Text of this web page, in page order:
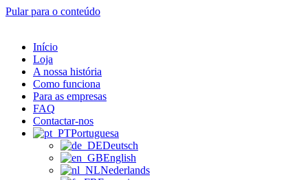
Pular para o conteúdo
Início
Loja
A nossa história
Como funciona
Para as empresas
FAQ
Contactar-nos
Portuguesa
Deutsch
English
Nederlands